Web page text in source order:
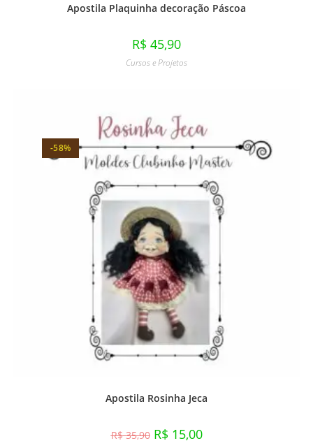
Apostila Plaquinha decoração Páscoa
R$ 45,90
Cursos e Projetos
-58%
Apostila Rosinha Jeca
R$35,90 R$ 15,00